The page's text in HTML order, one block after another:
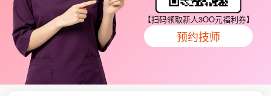
【扫码领取新人3OO元福利券】
预约技师